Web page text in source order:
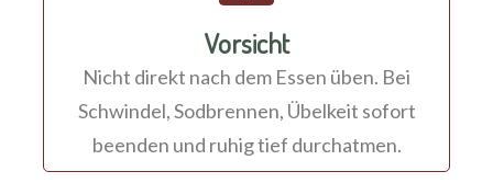
Vorsicht
Nicht direkt nach dem Essen üben. Bei
Schwindel, Sodbrennen, Übelkeit sofort
beenden und ruhig tief durchatmen.